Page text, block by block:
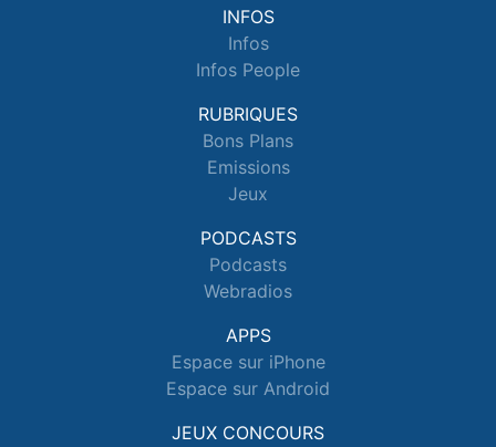
INFOS
Infos
Infos People
RUBRIQUES
Bons Plans
Emissions
Jeux
PODCASTS
Podcasts
Webradios
APPS
Espace sur iPhone
Espace sur Android
JEUX CONCOURS